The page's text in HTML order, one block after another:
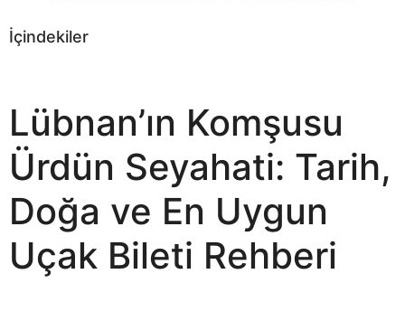
İçindekiler
Lübnan’ın Komşusu
Ürdün Seyahati: Tarih,
Doğa ve En Uygun
Uçak Bileti Rehberi